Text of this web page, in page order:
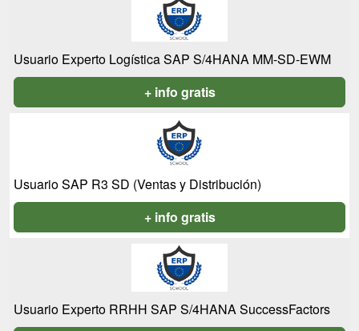
Usuario Experto Logística SAP S/4HANA MM-SD-EWM
+ info gratis
Usuario SAP R3 SD (Ventas y Distribución)
+ info gratis
Usuario Experto RRHH SAP S/4HANA SuccessFactors